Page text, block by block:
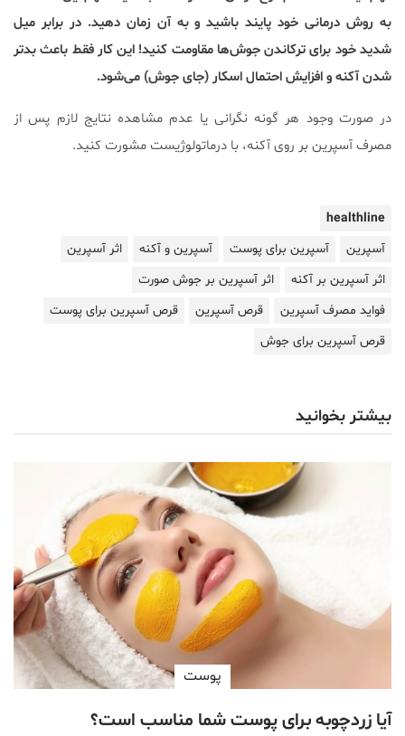
به روش درمانی خود پایند باشید و به آن زمان دهید. در برابر میل
شدید خود برای ترکاندن جوش‌ها مقاومت کنید! این کار فقط باعث بدتر
شدن آکنه و افزایش احتمال اسکار (جای جوش) می‌شود.
در صورت وجود هر گونه نگرانی یا عدم مشاهده نتایج لازم پس از
مصرف آسپرین بر روی آکنه، با درماتولوژیست مشورت کنید.
healthline
آسپرین
آسپرین برای پوست آسپرین و آکنه
اثر آسپرین
اثر آسپرین بر آکنه
اثر آسپرین بر جوش صورت
فواید مصرف آسپرین
قرص آسپرین
قرص آسپرین برای پوست
قرص آسپرین برای جوش
بیشتر بخوانید
پوست
آیا زردچوبه برای پوست شما مناسب است؟